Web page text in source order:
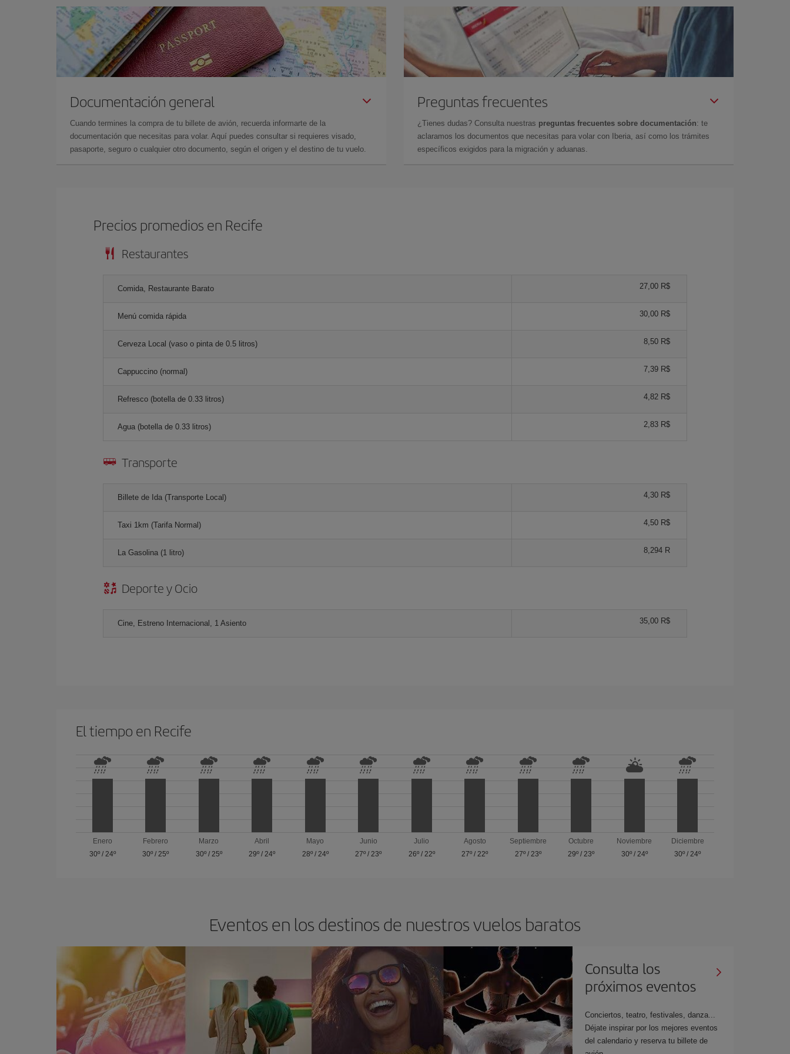
Documentación general
Cuando termines la compra de tu billete de avión, recuerda informarte de la
documentación que necesitas para volar. Aquí puedes consultar si requieres visado,
pasaporte, seguro o cualquier otro documento, según el origen y el destino de tu vuelo.
Preguntas frecuentes
¿Tienes dudas? Consulta nuestras preguntas frecuentes sobre documentación: te
aclaramos los documentos que necesitas para volar con Iberia, así como los trámites
específicos exigidos para la migración y aduanas.
Precios promedios en Recife
Restaurantes
Comida, Restaurante Barato 27,00 R$
Menú comida rápida 30,00 R$
Cerveza Local (vaso o pinta de 0.5 litros) 8,50 R$
Cappuccino (normal) 7,39 R$
Refresco (botella de 0.33 litros) 4,82 R$
Agua (botella de 0.33 litros) 2,83 R$
Transporte
Billete de Ida (Transporte Local) 4,30 R$
Taxi 1km (Tarifa Normal) 4,50 R$
La Gasolina (1 litro) 8,294 R
Deporte y Ocio
Cine, Estreno Internacional, 1 Asiento 35,00 R$
El tiempo en Recife
Enero
30º/ 24º
Febrero
30º / 25º
Marzo
30º/ 25º
Abril
29º / 24º
Mayo
28º/ 24º
Junio
27º / 23º
Julio
26º/ 22º
Agosto
27º / 22º
Septiembre
27º/ 23º
Octubre
29º / 23º
Noviembre
30º/ 24º
Diciembre
30º / 24º
Eventos en los destinos de nuestros vuelos baratos
Consulta los
próximos eventos
Conciertos, teatro, festivales, danza...
Déjate inspirar por los mejores eventos
del calendario y reserva tu billete de